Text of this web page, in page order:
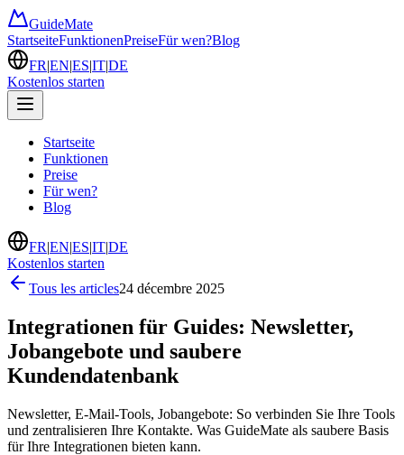
GuideMate
StartseiteFunktionenPreiseFür wen?Blog
FR|EN|ES|IT|DE
Kostenlos starten
Startseite
Funktionen
Preise
Für wen?
Blog
FR|EN|ES|IT|DE
Kostenlos starten
Tous les articles24 décembre 2025
Integrationen für Guides: Newsletter,
Jobangebote und saubere
Kundendatenbank
Newsletter, E-Mail-Tools, Jobangebote: So verbinden Sie Ihre Tools
und zentralisieren Ihre Kontakte. Was GuideMate als saubere Basis
für Ihre Integrationen bieten kann.